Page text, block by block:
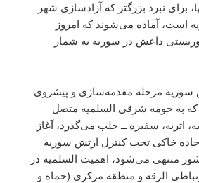
برای نبرد بزرگتر که آزادسازی شهر
است، آماده می‌شوند که امروز
داعش در سوریه به شمار
سوریه مرحله مقدمه‌سازی و پیشروی
به حومه شرقی السلمیه متصل
اثریه، سفیره ــ حلب می‌گذرد، آغاز
جاده خاکی تحت کنترل ارتش سوریه
منتهی می‌شود، اهمیت السلمیه در
الرقه و منطقه مرکزی (حماه و